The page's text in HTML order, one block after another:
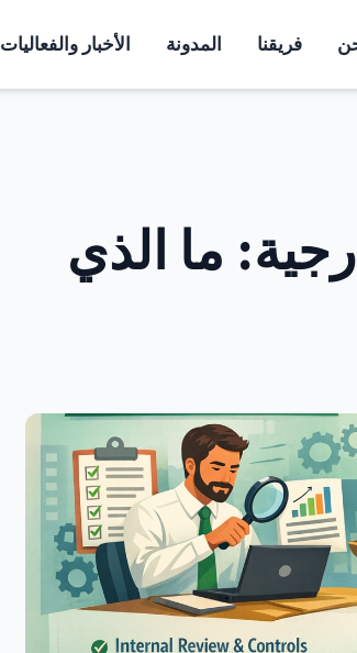
الأخبار والفعاليات المدونة فريقنا
ما الذي